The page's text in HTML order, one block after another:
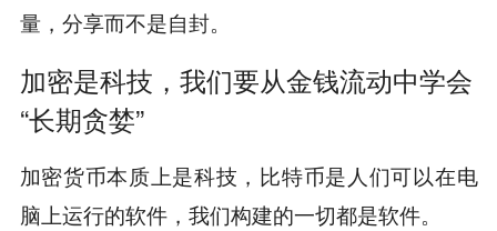
量，分享而不是自封。
加密是科技，我们要从金钱流动中学会
“长期贪婪”
加密货币本质上是科技，比特币是人们可以在电
脑上运行的软件，我们构建的一切都是软件。